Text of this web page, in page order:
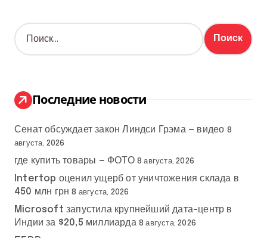
Н
а
:
Последние новости
Сенат обсуждает закон Линдси Грэма — видео 8
августа, 2026
где купить товары — ФОТО 8 августа, 2026
Intertop оценил ущерб от уничтожения склада в
450 млн грн 8 августа, 2026
Microsoft запустила крупнейший дата-центр в
Индии за $20,5 миллиарда 8 августа, 2026